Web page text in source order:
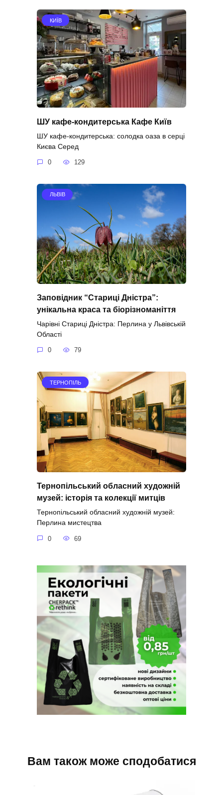
КИЇВ
ШУ кафе-кондитерська Кафе Київ
ШУ кафе-кондитерська: солодка оаза в серці
Києва Серед
0 129
ЛЬВІВ
Заповідник “Стариці Дністра”:
унікальна краса та біорізноманіття
Чарівні Стариці Дністра: Перлина у Львівській
Області
0 79
ТЕРНОПІЛЬ
Тернопільський обласний художній
музей: історія та колекції митців
Тернопільський обласний художній музей:
Перлина мистецтва
0 69
Вам також може сподобатися